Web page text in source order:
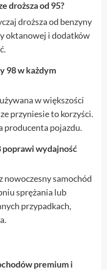
droższa od 95?
droższa od benzyny
oktanowej i dodatków
98 w każdym
w większości
przyniesie to korzyści.
producenta pojazdu.
poprawi wydajność
nowoczesny samochód
sprężania lub
przypadkach,
premium i